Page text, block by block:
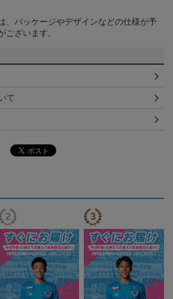
、パッケージやデザインなどの仕様が予
ございます。
て